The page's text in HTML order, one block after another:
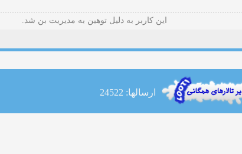
این کاربر به دلیل توهین به مدیریت بن شد.
ارسالها: 24522